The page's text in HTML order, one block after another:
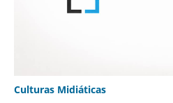
Culturas Midiáticas